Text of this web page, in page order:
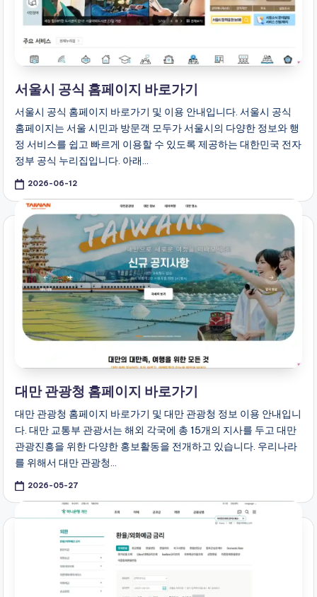
서울시 공식 홈페이지 바로가기
서울시 공식 홈페이지 바로가기 및 이용 안내입니다. 서울시 공식
홈페이지는 서울 시민과 방문객 모두가 서울시의 다양한 정보와 행
정 서비스를 쉽고 빠르게 이용할 수 있도록 제공하는 대한민국 전자
정부 공식 누리집입니다. 아래…
2026-06-12
대만 관광청 홈페이지 바로가기
대만 관광청 홈페이지 바로가기 및 대만 관광청 정보 이용 안내입니
다. 대만 교통부 관광서는 해외 각국에 총 15개의 지사를 두고 대만
관광진흥을 위한 다양한 홍보활동을 전개하고 있습니다. 우리나라
를 위해서 대만 관광청…
2026-05-27